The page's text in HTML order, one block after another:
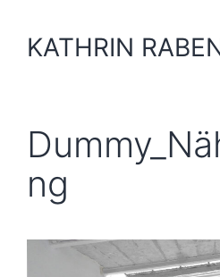
InhaltKATHRIN
ng